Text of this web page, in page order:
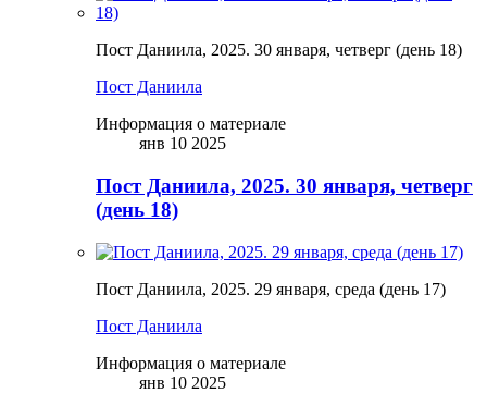
Пост Даниила, 2025. 30 января, четверг (день 18)
Пост Даниила
Информация о материале
янв 10 2025
Пост Даниила, 2025. 30 января, четверг
(день 18)
Пост Даниила, 2025. 29 января, среда (день 17)
Пост Даниила
Информация о материале
янв 10 2025